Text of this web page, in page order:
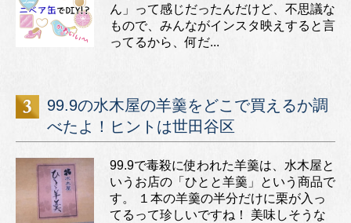
ん」って感じだったんだけど、不思議な
もので、みんながインスタ映えすると言
ってるから、何だ...
99.9の水木屋の羊羹をどこで買えるか調
べたよ！ヒントは世田谷区
99.9で毒殺に使われた羊羹は、水木屋と
いうお店の「ひとと羊羹」という商品で
す。 １本の羊羹の半分だけに栗が入っ
てるって珍しいですね！ 美味しそうな